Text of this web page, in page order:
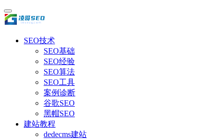
SEO技术
SEO基础
SEO经验
SEO算法
SEO工具
案例诊断
谷歌SEO
黑帽SEO
建站教程
dedecms建站